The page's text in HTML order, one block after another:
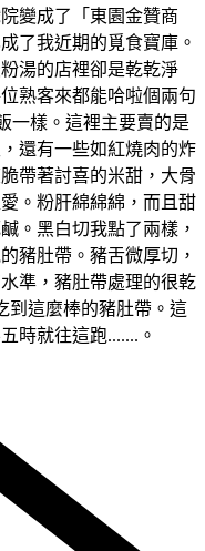
變成了「東園金贊商
了我近期的覓食寶庫。
湯的店裡卻是乾乾淨
熟客來都能哈啦個兩句
一樣。這裡主要賣的是
還有一些如紅燒肉的炸
帶著討喜的米甜，大骨
。粉肝綿綿綿，而且甜
。黑白切我點了兩樣，
豬肚帶。豬舌微厚切，
準，豬肚帶處理的很乾
到這麼棒的豬肚帶。這
時就往這跑.......。